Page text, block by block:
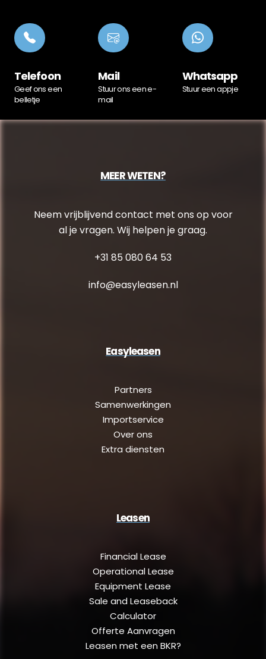
Telefoon
Geef ons een
belletje
Mail
Stuur ons een e-
mail
Whatsapp
Stuur een appje
MEER WETEN?
Neem vrijblijvend contact met ons op voor
al je vragen. Wij helpen je graag.
+31 85 080 64 53
info@easyleasen.nl
Easyleasen
Partners
Samenwerkingen
Importservice
Over ons
Extra diensten
Leasen
Financial Lease
Operational Lease
Equipment Lease
Sale and Leaseback
Calculator
Offerte Aanvragen
Leasen met een BKR?